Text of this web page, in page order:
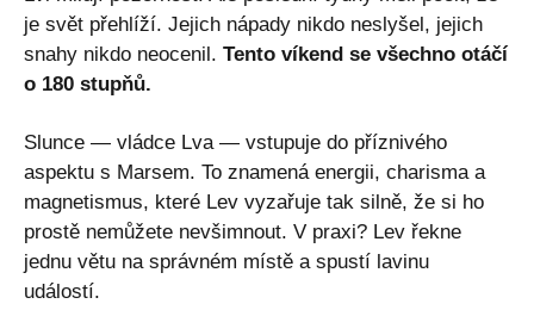
je svět přehlíží. Jejich nápady nikdo neslyšel, jejich
snahy nikdo neocenil. Tento víkend se všechno otáčí
o 180 stupňů.
Slunce — vládce Lva — vstupuje do příznivého
aspektu s Marsem. To znamená energii, charisma a
magnetismus, které Lev vyzařuje tak silně, že si ho
prostě nemůžete nevšimnout. V praxi? Lev řekne
jednu větu na správném místě a spustí lavinu
událostí.